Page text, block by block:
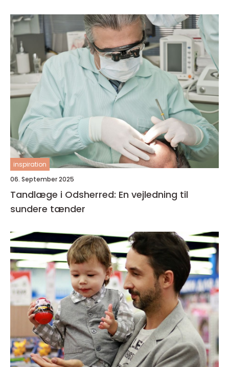
inspiration
06. September 2025
Tandlæge i Odsherred: En vejledning til
sundere tænder